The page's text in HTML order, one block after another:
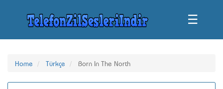
☰
Home Türkçe Born In The North